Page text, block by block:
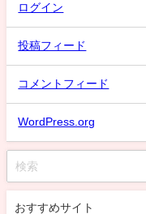
ログイン
投稿フィード
コメントフィード
WordPress.org
おすすめサイト